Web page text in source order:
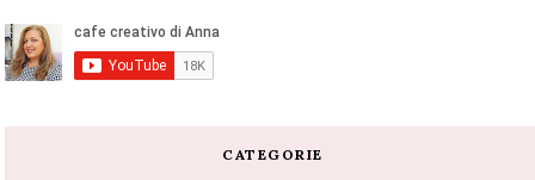
CATEGORIE